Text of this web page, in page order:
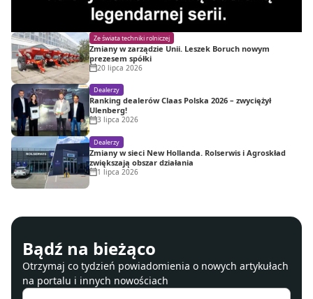
Ze świata techniki rolniczej
Zmiany w zarządzie Unii. Leszek Boruch nowym
prezesem spółki
20 lipca 2026
Dealerzy
Ranking dealerów Claas Polska 2026 – zwyciężył
Ulenberg!
3 lipca 2026
Dealerzy
Zmiany w sieci New Hollanda. Rolserwis i Agroskład
zwiększają obszar działania
1 lipca 2026
Bądź na bieżąco
Otrzymaj co tydzień powiadomienia o nowych artykułach
na portalu i innych nowościach